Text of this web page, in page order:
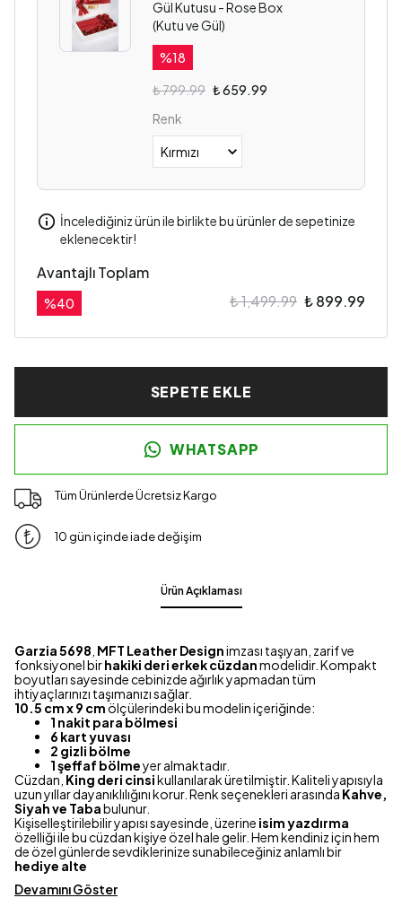
Gül Kutusu - Rose Box
(Kutu ve Gül)
%18
₺ 799.99 ₺ 659.99
Renk
İncelediğiniz ürün ile birlikte bu ürünler de sepetinize
eklenecektir!
Avantajlı Toplam
%40 ₺ 1,499.99 ₺ 899.99
SEPETE EKLE
WHATSAPP
Tüm Ürünlerde Ücretsiz Kargo
10 gün içinde iade değişim
Ürün Açıklaması
Garzia 5698 MFT Leather Designimzası taşıyan, zarif ve
fonksiyonel birhakiki deri erkek cüzdanmodelidir. Kompakt
boyutları sayesinde cebinizde ağırlık yapmadan tüm
ihtiyaçlarınızı taşımanızı sağlar.
10.5 cm x 9 cmölçülerindeki bu modelin içeriğinde:
1 nakit para bölmesi
6 kart yuvası
2 gizli bölme
1 şeffaf bölmeyer almaktadır.
Cüzdan, King deri cinsikullanılarak üretilmiştir. Kaliteli yapısıyla
uzun yıllar dayanıklılığını korur. Renk seçenekleri arasında Kahve,
Siyah ve Tababulunur.
Kişiselleştirilebilir yapısı sayesinde, üzerine isim yazdırma
özelliği ile bu cüzdan kişiye özel hale gelir. Hem kendiniz için hem
de özel günlerde sevdiklerinize sunabileceğiniz anlamlı bir
hediye alte
Devamını Göster